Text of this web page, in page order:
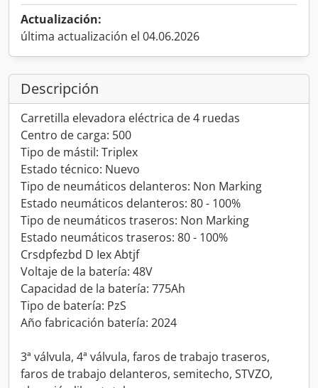
Actualización:
última actualización el 04.06.2026
Descripción
Carretilla elevadora eléctrica de 4 ruedas
Centro de carga: 500
Tipo de mástil: Triplex
Estado técnico: Nuevo
Tipo de neumáticos delanteros: Non Marking
Estado neumáticos delanteros: 80 - 100%
Tipo de neumáticos traseros: Non Marking
Estado neumáticos traseros: 80 - 100%
Crsdpfezbd D Iex Abtjf
Voltaje de la batería: 48V
Capacidad de la batería: 775Ah
Tipo de batería: PzS
Año fabricación batería: 2024
3ª válvula, 4ª válvula, faros de trabajo traseros,
faros de trabajo delanteros, semitecho, STVZO,